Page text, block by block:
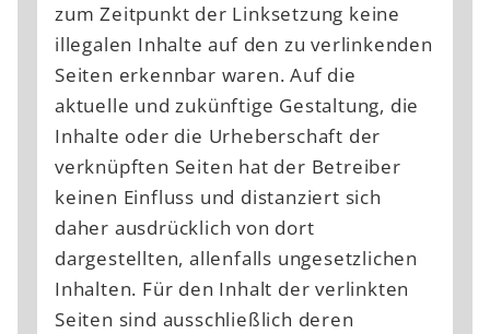
zum Zeitpunkt der Linksetzung keine
illegalen Inhalte auf den zu verlinkenden
Seiten erkennbar waren. Auf die
aktuelle und zukünftige Gestaltung, die
Inhalte oder die Urheberschaft der
verknüpften Seiten hat der Betreiber
keinen Einfluss und distanziert sich
daher ausdrücklich von dort
dargestellten, allenfalls ungesetzlichen
Inhalten. Für den Inhalt der verlinkten
Seiten sind ausschließlich deren